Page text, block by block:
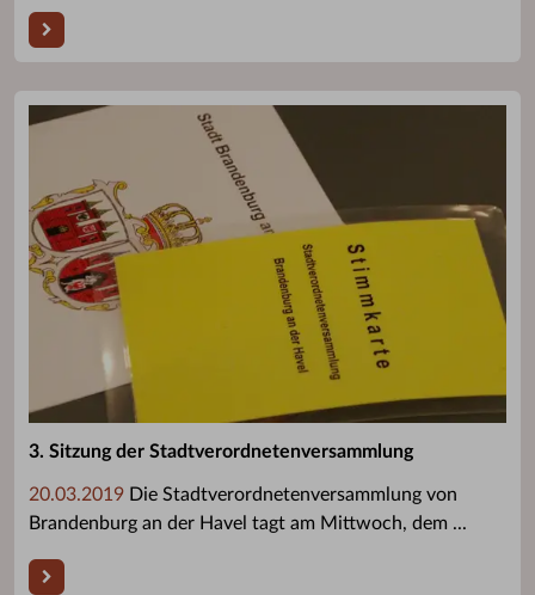
3. Sitzung der Stadtverordnetenversammlung
20.03.2019 Die Stadtverordnetenversammlung von
Brandenburg an der Havel tagt am Mittwoch, dem ...